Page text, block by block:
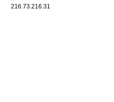
216.73.216.31